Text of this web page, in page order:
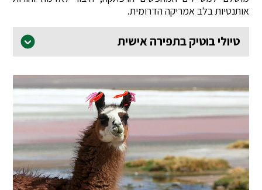
אותנטיות בלב אמריקה הדרומית.
טיולי בוטיק בתפירה אישית